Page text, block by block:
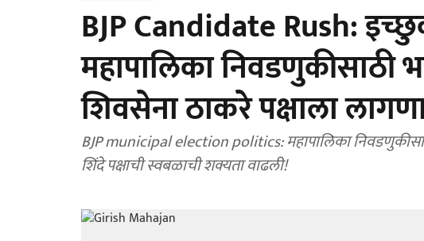
BJP Candidate Rush:
महापालिका निवडणुकीसाठी
शिवसेना ठाकरे पक्षाला
BJP municipal election politics: महापालिका
शिंदे पक्षाची स्वबळाची शक्यता वाढली!